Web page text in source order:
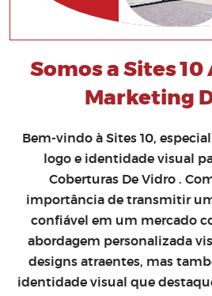
Somos a Sites
Marketing
Bem-vindo à Sites 10,
logo e identidade visual
Coberturas De Vidro .
importância de transmitir
confiável em um mercado
abordagem personalizada
designs atraentes, mas
identidade visual que